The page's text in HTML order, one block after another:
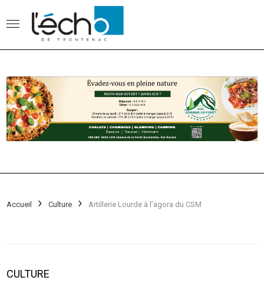
Accueil Culture Artillerie Lourde à l’agora du CSM
CULTURE